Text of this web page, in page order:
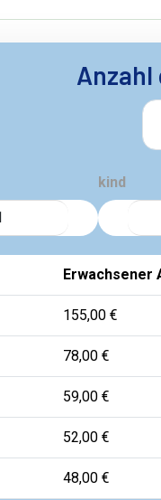
Anzahl
kind
Erwachsener
155,00 €
78,00 €
59,00 €
52,00 €
48,00 €